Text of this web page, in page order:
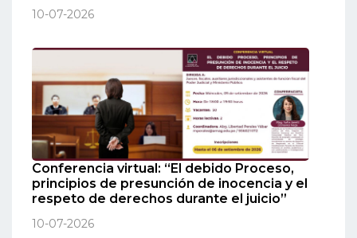
10-07-2026
Conferencia virtual: “El debido Proceso,
principios de presunción de inocencia y el
respeto de derechos durante el juicio”
10-07-2026